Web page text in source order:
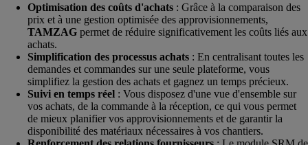
Optimisation des coûts d'achats : Grâce à la comparaison des
prix et à une gestion optimisée des approvisionnements,
TAMZAG permet de réduire significativement les coûts liés aux
achats.
Simplification des processus achats : En centralisant toutes les
demandes et commandes sur une seule plateforme, vous
simplifiez la gestion des achats et gagnez un temps précieux.
Suivi en temps réel : Vous disposez d'une vue d'ensemble sur
vos achats, de la commande à la réception, ce qui vous permet
de mieux planifier vos approvisionnements et de garantir la
disponibilité des matériaux nécessaires à vos chantiers.